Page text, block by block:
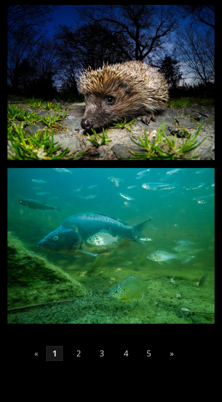
« 1 2 3 4 5 »